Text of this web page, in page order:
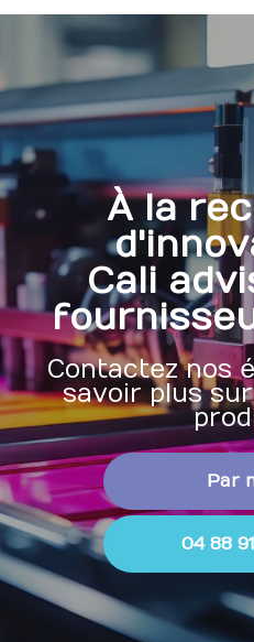
À la
Cali
Contactez nos
savoir plus
Par
04 88